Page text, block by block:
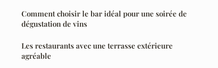
Comment choisir le bar idéal pour une soirée de
dégustation de vins
Les restaurants avec une terrasse extérieure
agréable